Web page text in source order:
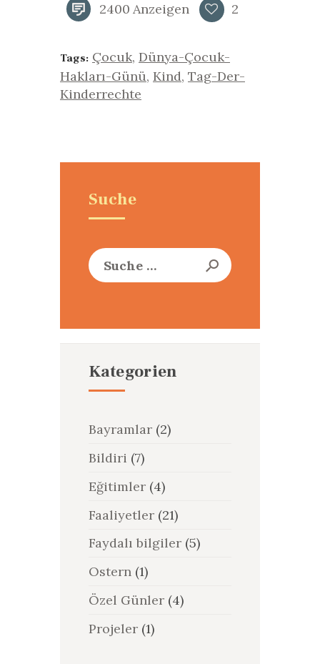
2400 Anzeigen 2
Tags: Çocuk, Dünya-Çocuk-
Hakları-Günü, Kind, Tag-Der-
Kinderrechte
Suche
Suche
nach:
Kategorien
Bayramlar(2)
Bildiri (7)
Eğitimler(4)
Faaliyetler(21)
Faydalı bilgiler(5)
Ostern(1)
Özel Günler(4)
Projeler(1)